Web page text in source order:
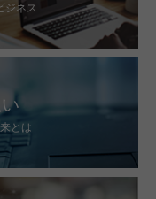
ジネス
とは